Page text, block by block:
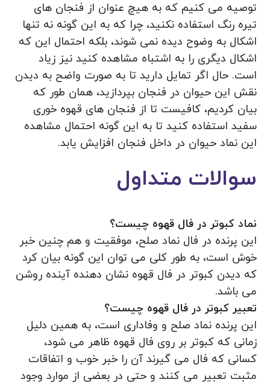
توصیه می کنیم که به هیچ عنوان از فنجان های
تیره رنگ استفاده نکنید، چرا که به این گونه نه تنها
اشکال به وضوح دیده نمی‌ شوند، بلکه احتمال این که
اشکال دیگری را به اشتباه مشاهده کنید نیز زیاد
است. حال اگر تمایل دارید تا به صورت واضح به دیدن
نقش این حیوان در فنجان بپردازید، همان طور که
بیان کردیم، کافیست تا از فنجان های قهوه خوری
سفید استفاده کنید تا به این گونه احتمال مشاهده
این نماد حیوان در داخل فنجان افزایش یابد.
سوالات متداول
نماد کبوتر در فال قهوه چیست؟
این پرنده در فال نماد صلح، موفقیت و هم چنین خبر
خوش است، به طور کلی می توان این گونه بیان کرد
که دیدن کبوتر در فال قهوه نشان دهنده آینده روشن
می باشد.
تعبیر کبوتر در فال قهوه چیست؟
این پرنده نماد صلح و وفاداری است، به همین دلیل
زمانی که کبوتر بر روی فال قهوه ظاهر می شود،
کسانی که فال می گیرند آن را خبر خوب و اتفاقات
مثبت تعبیر می ‌کنند و حتی در بعضی از موارد وجود